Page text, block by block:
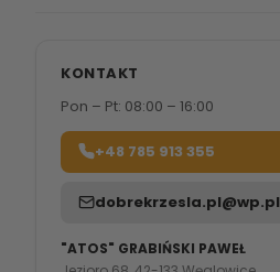
KONTAKT
Pon – Pt: 08:00 – 16:00
+48 785 913 355
dobrekrzesla.pl@wp.pl
"ATOS" GRABIŃSKI PAWEŁ